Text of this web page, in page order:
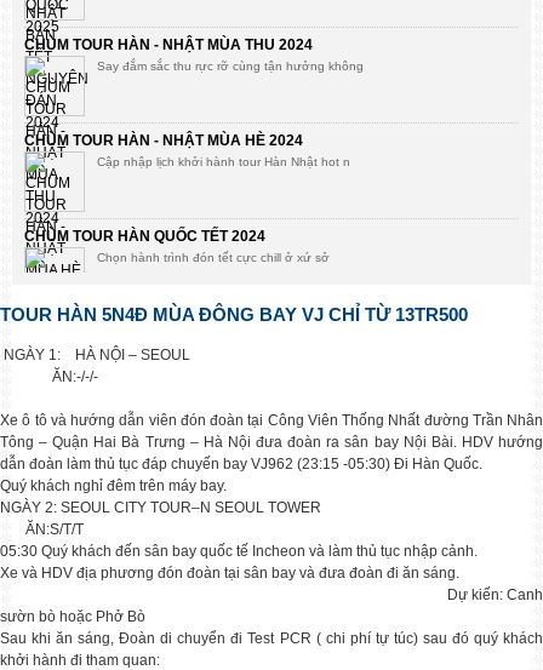
CHÙM TOUR HÀN - NHẬT MÙA THU 2024
Say đắm sắc thu rực rỡ cùng tận hưởng không
CHÙM TOUR HÀN - NHẬT MÙA HÈ 2024
Cập nhập lịch khởi hành tour Hàn Nhật hot n
CHÙM TOUR HÀN QUỐC TẾT 2024
Chọn hành trình đón tết cực chill ở xứ sở
Bùng khuyến mại tour mùa hè 2023
Mừng mùa thi qua đi, đón hè rực rỡ Golden
KHUYẾN MẠI TOUR HÀN NHẬT DUY NHẤT CÓ TẠI GOLDEN FLIGHT
Mua 1 được 4: Đi tour Hàn / Nhật nhận
Tour 5N4Đ SEOUL - NAMI - EVERLAND - YEOUIDO
CẬP NHẬP TOUR TẾT NGUYÊN ĐÁN 2023
Mỗi độ Tết đến xuân về, gia đình xum vầy
TOUR HÀN 5N4Đ MÙA ĐÔNG BAY VJ CHỈ TỪ 13TR500
NGÀY 1: HÀ NỘI – SEOUL
ĂN:-/-/-
Xe ô tô và hướng dẫn viên đón đoàn tại Công Viên Thống Nhất đường Trần Nhân
Tông – Quận Hai Bà Trưng – Hà Nội đưa đoàn ra sân bay Nội Bài. HDV hướng
dẫn đoàn làm thủ tục đáp chuyến bay VJ962 (23:15 -05:30) Đi Hàn Quốc.
Quý khách nghỉ đêm trên máy bay.
NGÀY 2: SEOUL CITY TOUR–N SEOUL TOWER
ĂN:S/T/T
05:30 Quý khách đến sân bay quốc tế Incheon và làm thủ tục nhập cảnh.
Xe và HDV địa phương đón đoàn tại sân bay và đưa đoàn đi ăn sáng.
Dự kiến: Canh
sườn bò hoặc Phở Bò
Sau khi ăn sáng, Đoàn di chuyển đi Test PCR ( chi phí tự túc) sau đó quý khách
khởi hành đi tham quan: